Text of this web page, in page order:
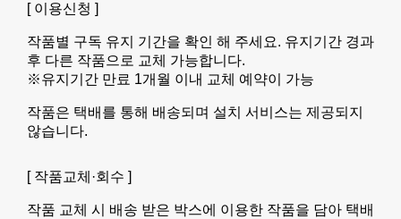
[ 이용신청 ]
작품별 구독 유지 기간을 확인 해 주세요. 유지기간 경과
후 다른 작품으로 교체 가능합니다.
※유지기간 만료 1개월 이내 교체 예약이 가능
작품은 택배를 통해 배송되며 설치 서비스는 제공되지
않습니다.
[ 작품교체·회수 ]
작품 교체 시 배송 받은 박스에 이용한 작품을 담아 택배